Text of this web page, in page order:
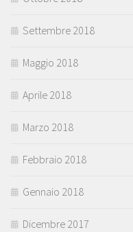
Settembre 2018
Maggio 2018
Aprile 2018
Marzo 2018
Febbraio 2018
Gennaio 2018
Dicembre 2017